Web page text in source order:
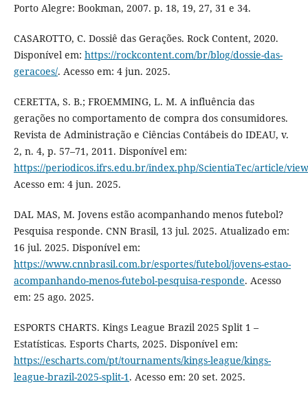
Porto Alegre: Bookman, 2007. p. 18, 19, 27, 31 e 34.
CASAROTTO, C. Dossiê das Gerações. Rock Content, 2020.
Disponível em: https://rockcontent.com/br/blog/dossie-das-
geracoes/. Acesso em: 4 jun. 2025.
CERETTA, S. B.; FROEMMING, L. M. A influência das
gerações no comportamento de compra dos consumidores.
Revista de Administração e Ciências Contábeis do IDEAU, v.
2, n. 4, p. 57–71, 2011. Disponível em:
https://periodicos.ifrs.edu.br/index.php/ScientiaTec/article/
Acesso em: 4 jun. 2025.
DAL MAS, M. Jovens estão acompanhando menos futebol?
Pesquisa responde. CNN Brasil, 13 jul. 2025. Atualizado em:
16 jul. 2025. Disponível em:
https://www.cnnbrasil.com.br/esportes/futebol/jovens-estao-
acompanhando-menos-futebol-pesquisa-responde. Acesso
em: 25 ago. 2025.
ESPORTS CHARTS. Kings League Brazil 2025 Split 1 –
Estatísticas. Esports Charts, 2025. Disponível em:
https://escharts.com/pt/tournaments/kings-league/kings-
league-brazil-2025-split-1 . Acesso em: 20 set. 2025.